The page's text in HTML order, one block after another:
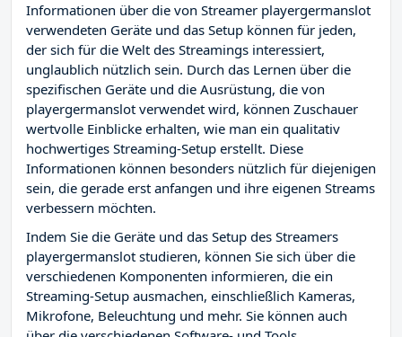
Informationen über die von Streamer playergermanslot
verwendeten Geräte und das Setup können für jeden,
der sich für die Welt des Streamings interessiert,
unglaublich nützlich sein. Durch das Lernen über die
spezifischen Geräte und die Ausrüstung, die von
playergermanslot verwendet wird, können Zuschauer
wertvolle Einblicke erhalten, wie man ein qualitativ
hochwertiges Streaming-Setup erstellt. Diese
Informationen können besonders nützlich für diejenigen
sein, die gerade erst anfangen und ihre eigenen Streams
verbessern möchten.
Indem Sie die Geräte und das Setup des Streamers
playergermanslot studieren, können Sie sich über die
verschiedenen Komponenten informieren, die ein
Streaming-Setup ausmachen, einschließlich Kameras,
Mikrofone, Beleuchtung und mehr. Sie können auch